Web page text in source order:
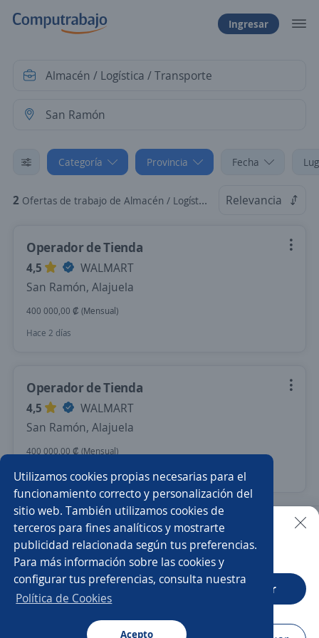
Utilizamos cookies propias necesarias para el
funcionamiento correcto y personalización del
sitio web. También utilizamos cookies de
terceros para fines analíticos y mostrarte
publicidad relacionada según tus preferencias.
Para más información sobre las cookies y
configurar tus preferencias, consulta nuestra
Política de Cookies
Acepto
Ingresar
Categoría Provincia Fecha
2 Ofertas de trabajo de Almacén / Logística / Transporte en San Ramón, Alajuela Relevancia
Operador de Tienda
4,5
WALMART
San Ramón, Alajuela
400 000,00 ₡ (Mensual)
Hace 2 días
Operador de Tienda
4,5
WALMART
San Ramón, Alajuela
400 000,00 ₡ (Mensual)
Hace 7 días
Nuevas ofertas de empleo Avísame
Empleos similares
Auxiliar de almacén
Supervisor/a de almacén Chófer
Buscar es más fácil en la app
CT App Abrir